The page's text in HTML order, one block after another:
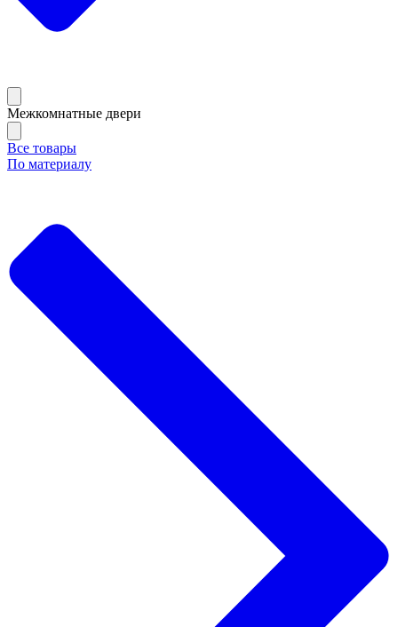
Межкомнатные двери
Все товары
По материалу